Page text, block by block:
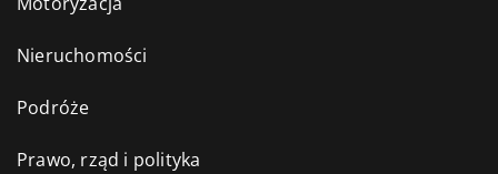
Nieruchomości
Podróże
Prawo, rząd i polityka